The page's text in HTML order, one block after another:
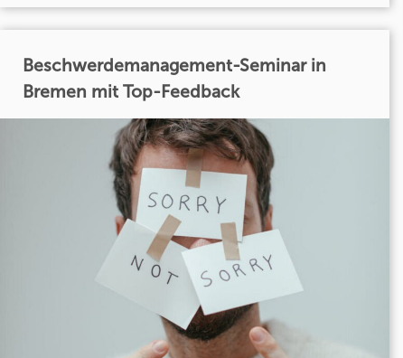
Beschwerdemanagement-Seminar in
Bremen mit Top-Feedback